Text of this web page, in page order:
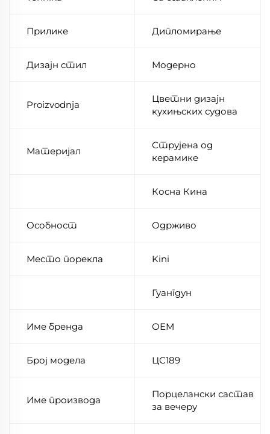
Прилике Дипломирање
Дизајн стил Модерно
Proizvodnja
Цветни дизајн
кухињских судова
Материјал
Струјена од
керамике
Косна Кина
Особност Одрживо
Место порекла Kini
Гуангдун
Име бренда ОЕМ
Број модела ЦС189
Име производа
Порцелански састав
за вечеру